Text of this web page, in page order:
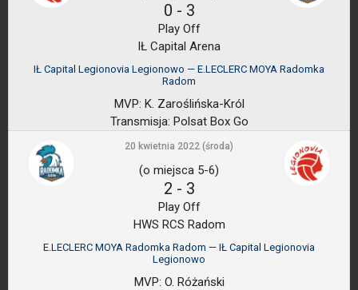
0 - 3
Play Off
IŁ Capital Arena
IŁ Capital Legionovia Legionowo — E.LECLERC MOYA Radomka
Radom
MVP: K. Zaroślińska-Król
Transmisja: Polsat Box Go
20 kwietnia 2022 (środa)
(o miejsca 5-6)
2 - 3
Play Off
HWS RCS Radom
E.LECLERC MOYA Radomka Radom — IŁ Capital Legionovia
Legionowo
MVP: O. Różański